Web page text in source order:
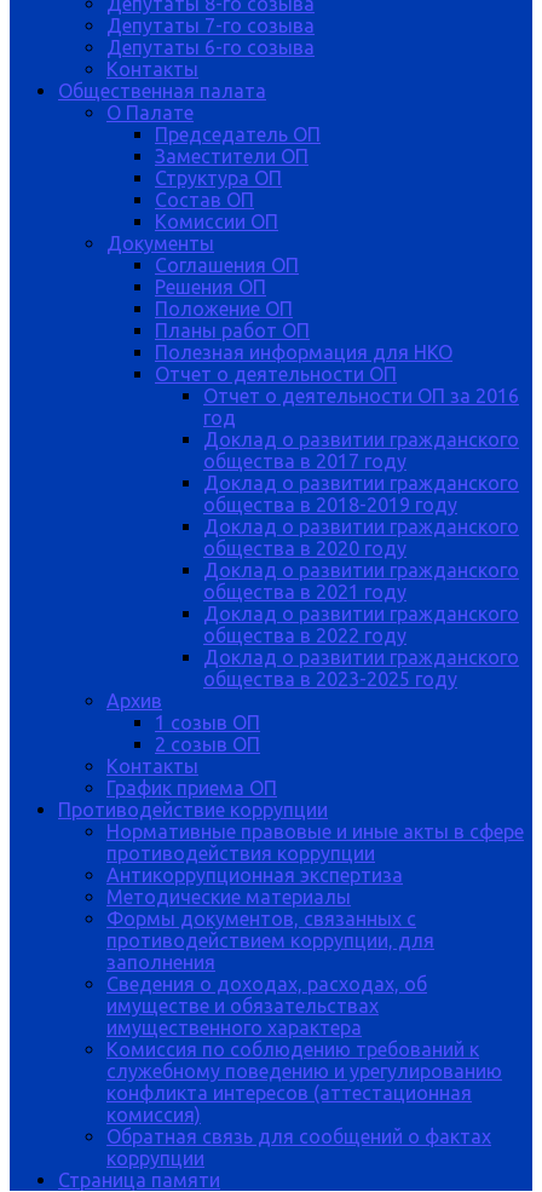
Депутаты 7-го созыва
Депутаты 6-го созыва
Контакты
Общественная палата
О Палате
Председатель ОП
Заместители ОП
Структура ОП
Состав ОП
Комиссии ОП
Документы
Соглашения ОП
Решения ОП
Положение ОП
Планы работ ОП
Полезная информация для НКО
Отчет о деятельности ОП
Отчет о деятельности ОП за 2016
год
Доклад о развитии гражданского
общества в 2017 году
Доклад о развитии гражданского
общества в 2018-2019 году
Доклад о развитии гражданского
общества в 2020 году
Доклад о развитии гражданского
общества в 2021 году
Доклад о развитии гражданского
общества в 2022 году
Доклад о развитии гражданского
общества в 2023-2025 году
Архив
1 созыв ОП
2 созыв ОП
Контакты
График приема ОП
Противодействие коррупции
Нормативные правовые и иные акты в сфере
противодействия коррупции
Антикоррупционная экспертиза
Методические материалы
Формы документов, связанных с
противодействием коррупции, для
заполнения
Сведения о доходах, расходах, об
имуществе и обязательствах
имущественного характера
Комиссия по соблюдению требований к
служебному поведению и урегулированию
конфликта интересов (аттестационная
комиссия)
Обратная связь для сообщений о фактах
коррупции
Страница памяти